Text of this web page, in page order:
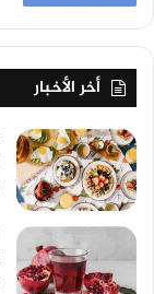
أخر الأخبار